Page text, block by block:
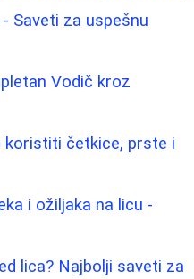
Saveti za uspešnu
Vodič kroz
koristiti četkice, prste i
i ožiljaka na licu -
lica? Najbolji saveti za